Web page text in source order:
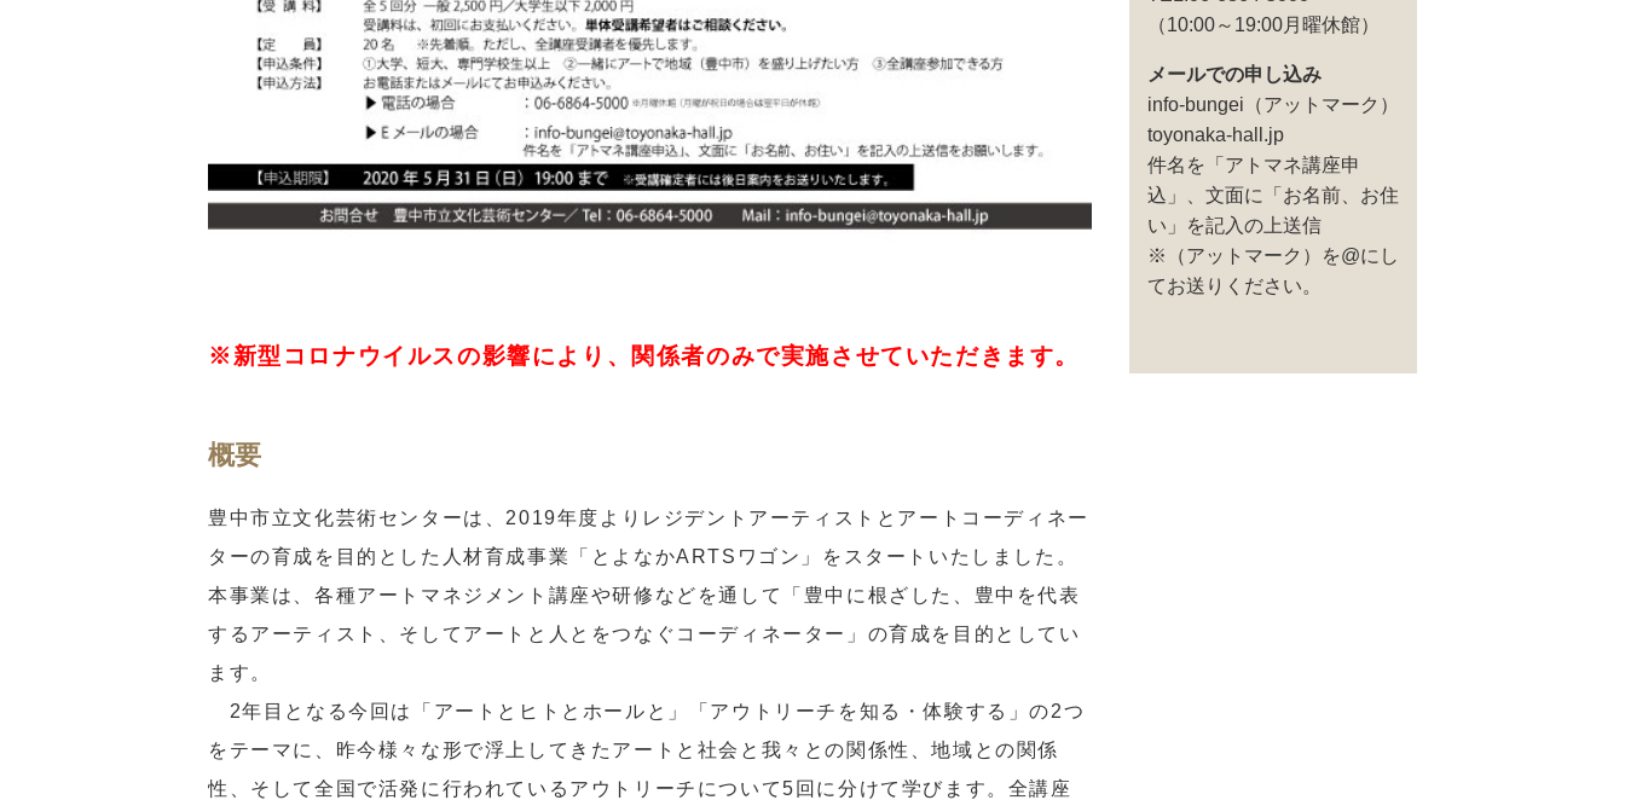
※新型コロナウイルスの影響により、関係者のみで実施させていただきます。
概要
豊中市立文化芸術センターは、2019年度よりレジデントアーティストとアートコーディネー
ターの育成を目的とした人材育成事業「とよなかARTSワゴン」をスタートいたしました。
本事業は、各種アートマネジメント講座や研修などを通して「豊中に根ざした、豊中を代表
するアーティスト、そしてアートと人とをつなぐコーディネーター」の育成を目的としてい
ます。
2年目となる今回は「アートとヒトとホールと」「アウトリーチを知る・体験する」の2つ
をテーマに、昨今様々な形で浮上してきたアートと社会と我々との関係性、地域との関係
性、そして全国で活発に行われているアウトリーチについて5回に分けて学びます。全講座
（10:00～19:00月曜休館）
メールでの申し込み
info-bungei（アットマーク）
toyonaka-hall.jp
件名を「アトマネ講座申
込」、文面に「お名前、お住
い」を記入の上送信
※（アットマーク）を@にし
てお送りください。